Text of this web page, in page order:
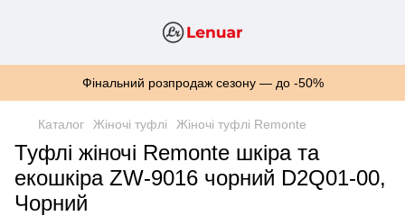
Фінальний розпродаж сезону — до -50%
Каталог Жіночі туфлі Жіночі туфлі Remonte
Туфлі жіночі Remonte шкіра та
екошкіра ZW-9016 чорний D2Q01-00,
Чорний